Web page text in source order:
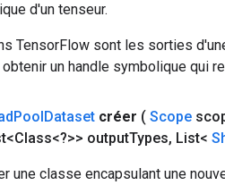
d'un tenseur.
TensorFlow sont les sorties
un handle symbolique qui
PoolDataset créer ( Scope
outputTypes, List<
une classe encapsulant une